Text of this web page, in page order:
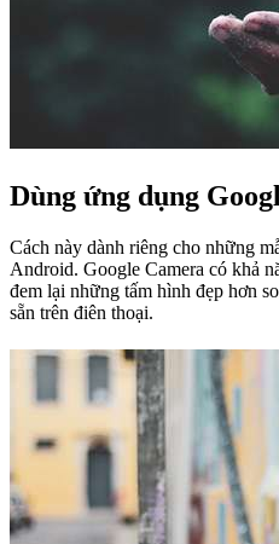
Dùng ứng dụng
Cách này dành riêng cho những
Android. Google Camera có khả
đem lại những tấm hình đẹp hơn
sẵn trên điên thoại.